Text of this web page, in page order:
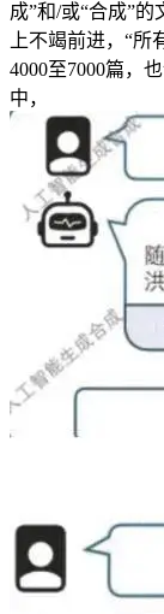
成”和/或“合成”
上不竭前进，“
4000至7000篇，
中，